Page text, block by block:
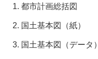
都市計画総括図
国土基本図（紙）
国土基本図（データ）